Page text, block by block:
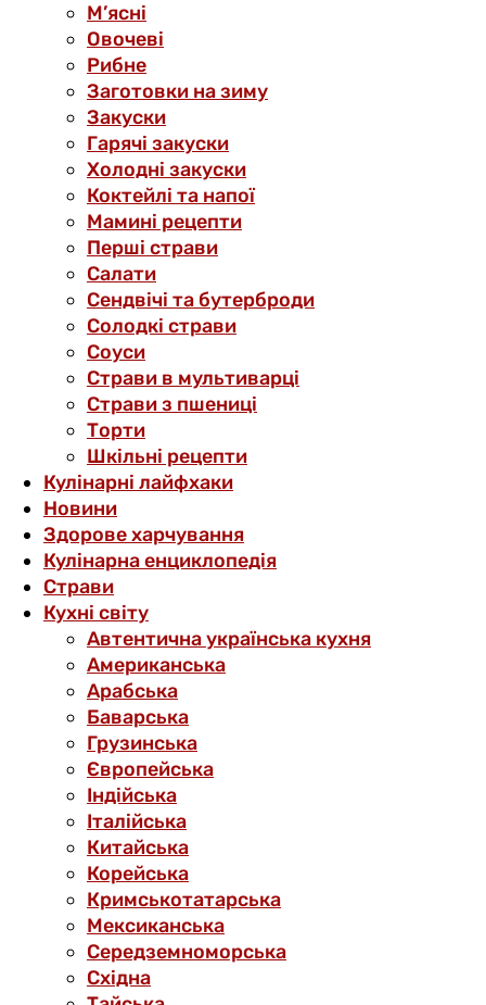
М’ясні
Овочеві
Рибне
Заготовки на зиму
Закуски
Гарячі закуски
Холодні закуски
Коктейлі та напої
Мамині рецепти
Перші страви
Салати
Сендвічі та бутерброди
Солодкі страви
Соуси
Страви в мультиварці
Страви з пшениці
Торти
Шкільні рецепти
Кулінарні лайфхаки
Новини
Здорове харчування
Кулінарна енциклопедія
Страви
Кухні світу
Автентична українська кухня
Американська
Арабська
Баварська
Грузинська
Європейська
Індійська
Італійська
Китайська
Корейська
Кримськотатарська
Мексиканська
Середземноморська
Східна